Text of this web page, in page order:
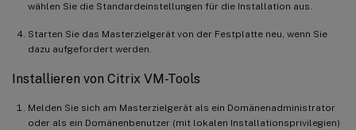
wählen Sie die Standardeinstellungen für die Installation aus.
Starten Sie das Masterzielgerät von der Festplatte neu, wenn Sie
dazu aufgefordert werden.
Installieren von Citrix VM-Tools
Melden Sie sich am Masterzielgerät als ein Domänenadministrator
oder als ein Domänenbenutzer (mit lokalen Installationsprivilegien)